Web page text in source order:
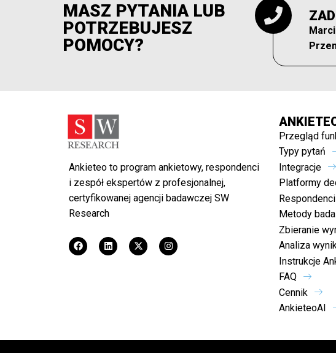
MASZ PYTANIA LUB
POTRZEBUJESZ
POMOCY?
Ankieteo to program ankietowy, respondenci
i zespół ekspertów z profesjonalnej,
certyfikowanej agencji badawczej SW
Research
Przegląd
Typy pytań
Integracje
Platformy
Respondenci
Metody
Zbieranie
Analiza
Instrukcje
FAQ
Cennik
AnkieteoAI